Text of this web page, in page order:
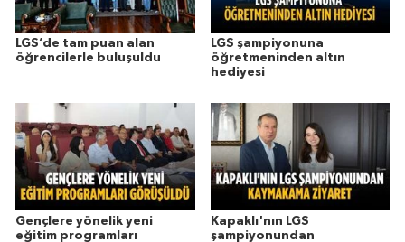
LGS’de tam puan alan
öğrencilerle buluşuldu
LGS şampiyonuna
öğretmeninden altın
hediyesi
Gençlere yönelik yeni
eğitim programları
Kapaklı'nın LGS
şampiyonundan